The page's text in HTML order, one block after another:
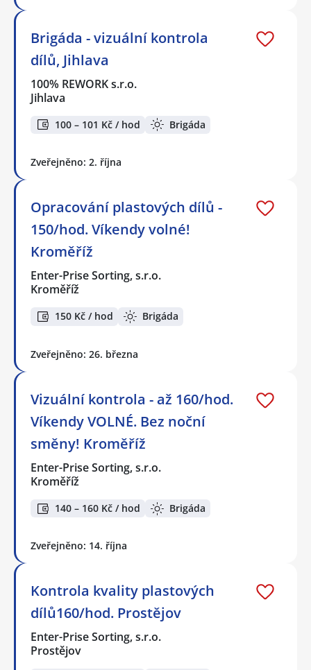
Brigáda - vizuální kontrola
dílů, Jihlava
100% REWORK s.r.o.
Jihlava
100 – 101 Kč / hod Brigáda
Zveřejněno: 2. října
Opracování plastových dílů -
150/hod. Víkendy volné!
Kroměříž
Enter-Prise Sorting, s.r.o.
Kroměříž
150 Kč / hod Brigáda
Zveřejněno: 26. března
Vizuální kontrola - až 160/hod.
Víkendy VOLNÉ. Bez noční
směny! Kroměříž
Enter-Prise Sorting, s.r.o.
Kroměříž
140 – 160 Kč / hod Brigáda
Zveřejněno: 14. října
Kontrola kvality plastových
dílů160/hod. Prostějov
Enter-Prise Sorting, s.r.o.
Prostějov